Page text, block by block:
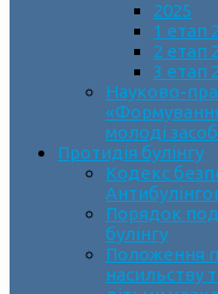
2025
1 етап
2 етап
3 етап
Науково-
«Формування
молоді
Протидія булінгу
Кодекс
Порядок
булінгу
Положення
насильству